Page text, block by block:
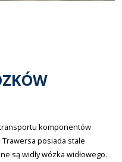
komponentów
posiada stałe
są widły wózka widłowego.